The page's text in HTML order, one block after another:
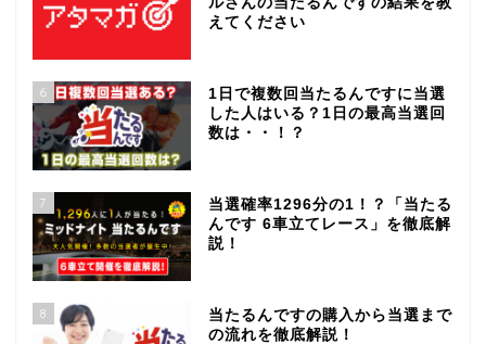
えてください
6
1日で複数回当たるんですに当選
した人はいる？1日の最高当選回
数は・・！？
7
当選確率1296分の1！？「当たる
んです 6車立てレース」を徹底解
説！
8
当たるんですの購入から当選まで
の流れを徹底解説！